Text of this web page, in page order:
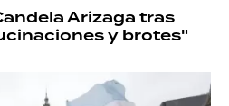
Arizaga tras
y brotes"